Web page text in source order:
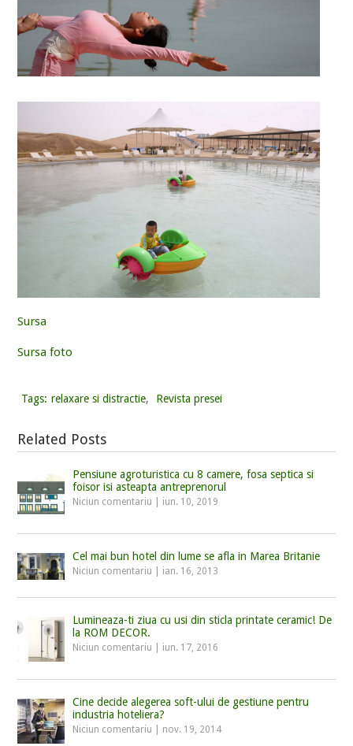
Sursa
Sursa foto
Tags: relaxare si distractie, Revista presei
Related Posts
Pensiune agroturistica cu 8 camere, fosa septica si
foisor isi asteapta antreprenorul
Niciun comentariu iun. 10, 2019
Cel mai bun hotel din lume se afla in Marea Britanie
Niciun comentariu ian. 16, 2013
Lumineaza-ti ziua cu usi din sticla printate ceramic! De
la ROM DECOR.
Niciun comentariu iun. 17, 2016
Cine decide alegerea soft-ului de gestiune pentru
industria hoteliera?
Niciun comentariu nov. 19, 2014